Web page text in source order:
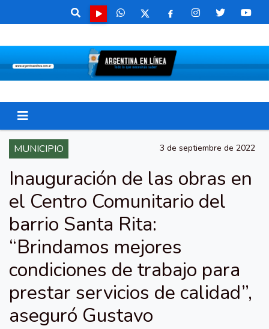
MUNICIPIO 3 de septiembre de 2022
Inauguración de las obras en
el Centro Comunitario del
barrio Santa Rita:
“Brindamos mejores
condiciones de trabajo para
prestar servicios de calidad”,
aseguró Gustavo